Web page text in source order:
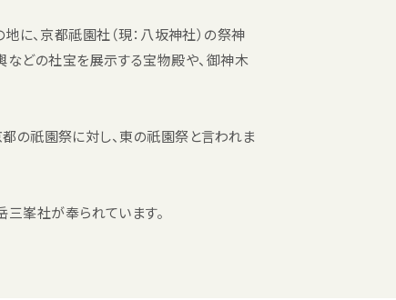
に、京都祗園社（現：八坂神社）の祭神
などの社宝を展示する宝物殿や、御神木
都の祇園祭に対し、東の祇園祭と言われま
峯社が奉られています。